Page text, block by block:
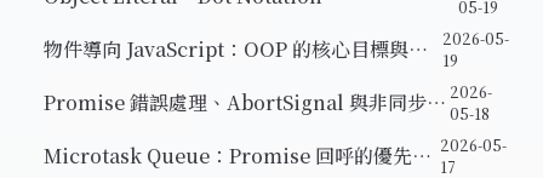
05-19
物件導向 JavaScript：OOP 的核心目標與原
2026-05-
19
Promise 錯誤處理、AbortSignal 與非同步
2026-
05-18
Microtask Queue：Promise 回呼的優先執 2026-05-
17